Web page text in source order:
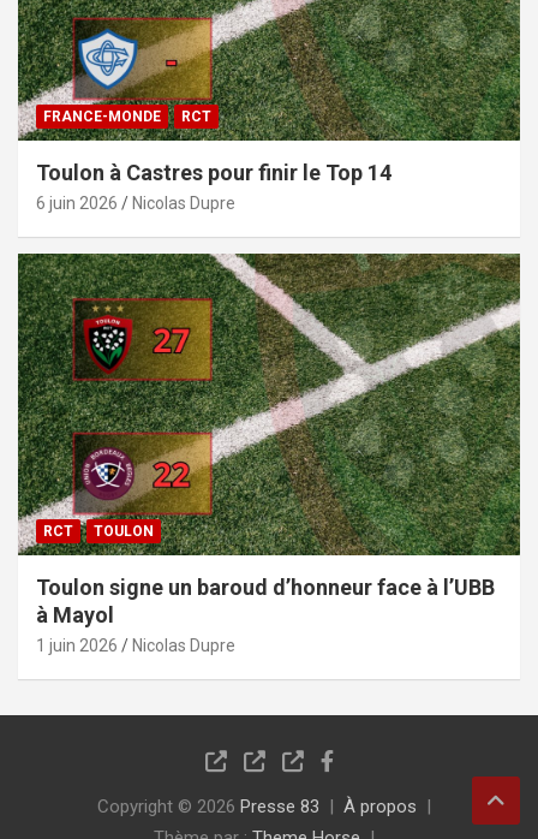
FRANCE-MONDE RCT
Toulon à Castres pour finir le Top 14
6 juin 2026 Nicolas Dupre
RCT TOULON
Toulon signe un baroud d’honneur face à l’UBB
à Mayol
1 juin 2026 Nicolas Dupre
Copyright © 2026 Presse 83
À propos